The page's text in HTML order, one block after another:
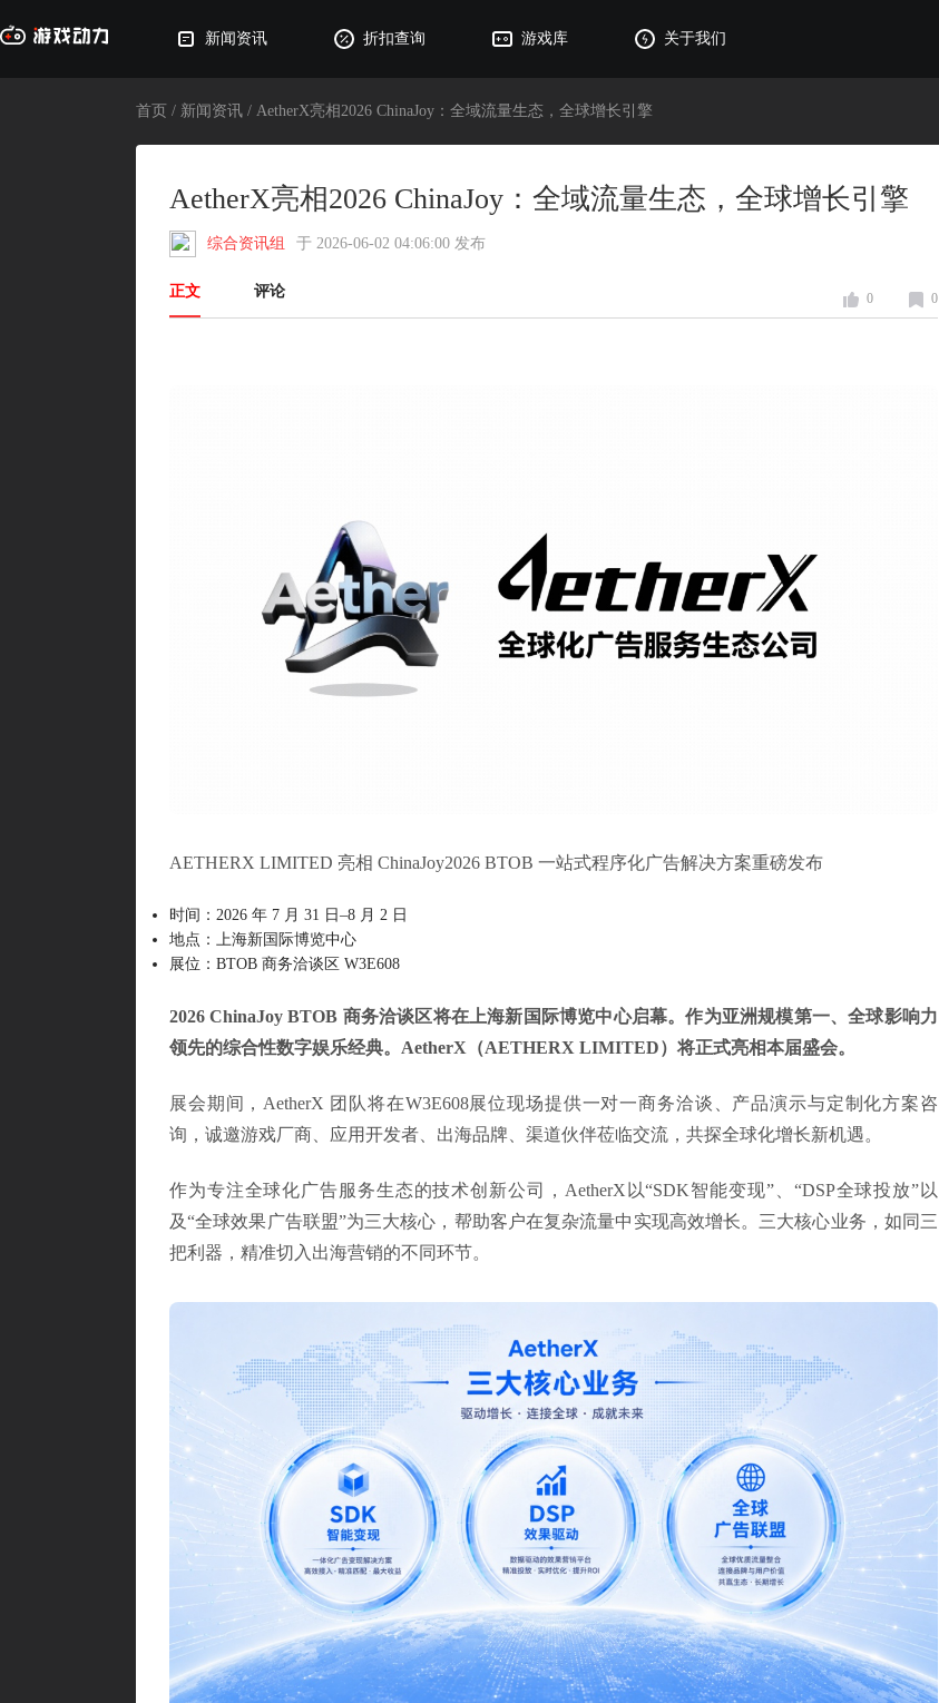
新闻资讯 折扣查询 游戏库 关于我们
首页 / 新闻资讯 / AetherX亮相2026 ChinaJoy：全域流量生态，全球增长引擎
AetherX亮相2026 ChinaJoy：全域流量生态，全球增长引擎
综合资讯组 于 2026-06-02 04:06:00 发布
正文 评论 0 0
AETHERX LIMITED 亮相 ChinaJoy2026 BTOB 一站式程序化广告解决方案重磅发布
时间：2026 年 7 月 31 日–8 月 2 日
地点：上海新国际博览中心
展位：BTOB 商务洽谈区 W3E608
2026 ChinaJoy BTOB 商务洽谈区将在上海新国际博览中心启幕。作为亚洲规模第一、全球影响力
领先的综合性数字娱乐经典。AetherX（AETHERX LIMITED）将正式亮相本届盛会。
展会期间，AetherX 团队将在W3E608展位现场提供一对一商务洽谈、产品演示与定制化方案咨
询，诚邀游戏厂商、应用开发者、出海品牌、渠道伙伴莅临交流，共探全球化增长新机遇。
作为专注全球化广告服务生态的技术创新公司，AetherX以“SDK智能变现”、“DSP全球投放”以
及“全球效果广告联盟”为三大核心，帮助客户在复杂流量中实现高效增长。三大核心业务，如同三
把利器，精准切入出海营销的不同环节。